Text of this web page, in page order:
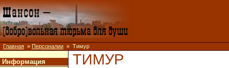
Главная » Персоналии » Тимур
Информация ТИМУР